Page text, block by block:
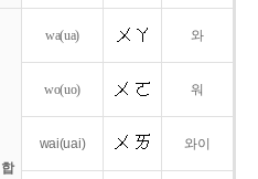
합
wa(ua) 와
wo(uo) 워
wai(uai) 와이